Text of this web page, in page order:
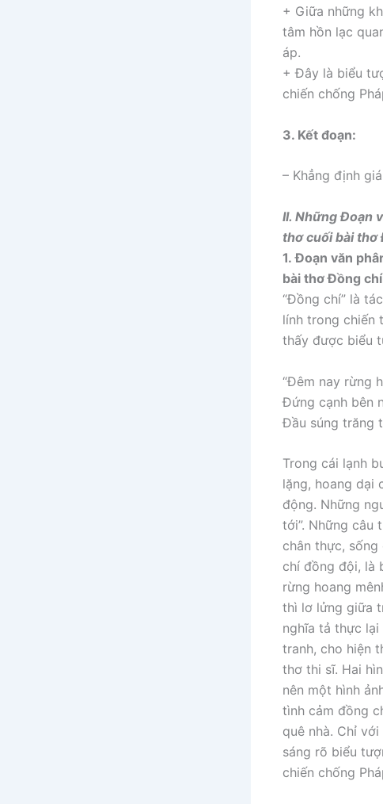
+ Giữa những
tâm hồn lạc
áp.
+ Đây là biểu
chiến chống
3. Kết đoạn:
– Khẳng định
II. Những Đoạn
thơ cuối bài thơ
1.Đoạn văn
bài thơ Đồng
“Đồng chí” là
lính trong chiến
thấy được biểu
“Đêm nay rừng
Đứng cạnh bên
Đầu súng trăng
Trong cái lạnh
lặng, hoang dại
động. Những
tới”. Những câu
chân thực,
chí đồng đội, là
rừng hoang
thì lơ lửng giữa
nghĩa tả thực lại
tranh, cho hiện
thơ thi sĩ. Hai
nên một hình
tình cảm đồng
quê nhà. Chỉ
sáng rõ biểu
chiến chống